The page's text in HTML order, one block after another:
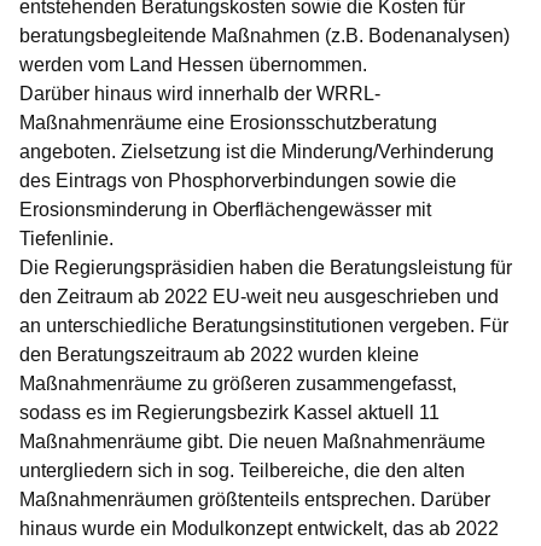
entstehenden Beratungskosten sowie die Kosten für
beratungsbegleitende Maßnahmen (z.B. Bodenanalysen)
werden vom Land Hessen übernommen.
Darüber hinaus wird innerhalb der WRRL-
Maßnahmenräume eine Erosionsschutzberatung
angeboten. Zielsetzung ist die Minderung/Verhinderung
des Eintrags von Phosphorverbindungen sowie die
Erosionsminderung in Oberflächengewässer mit
Tiefenlinie.
Die Regierungspräsidien haben die Beratungsleistung für
den Zeitraum ab 2022 EU-weit neu ausgeschrieben und
an unterschiedliche Beratungsinstitutionen vergeben. Für
den Beratungszeitraum ab 2022 wurden kleine
Maßnahmenräume zu größeren zusammengefasst,
sodass es im Regierungsbezirk Kassel aktuell 11
Maßnahmenräume gibt. Die neuen Maßnahmenräume
untergliedern sich in sog. Teilbereiche, die den alten
Maßnahmenräumen größtenteils entsprechen. Darüber
hinaus wurde ein Modulkonzept entwickelt, das ab 2022